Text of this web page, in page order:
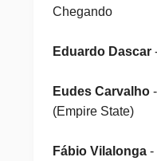
Chegando
Eduardo Dascar
Eudes Carvalho-
(Empire State)
Fábio Vilalonga-